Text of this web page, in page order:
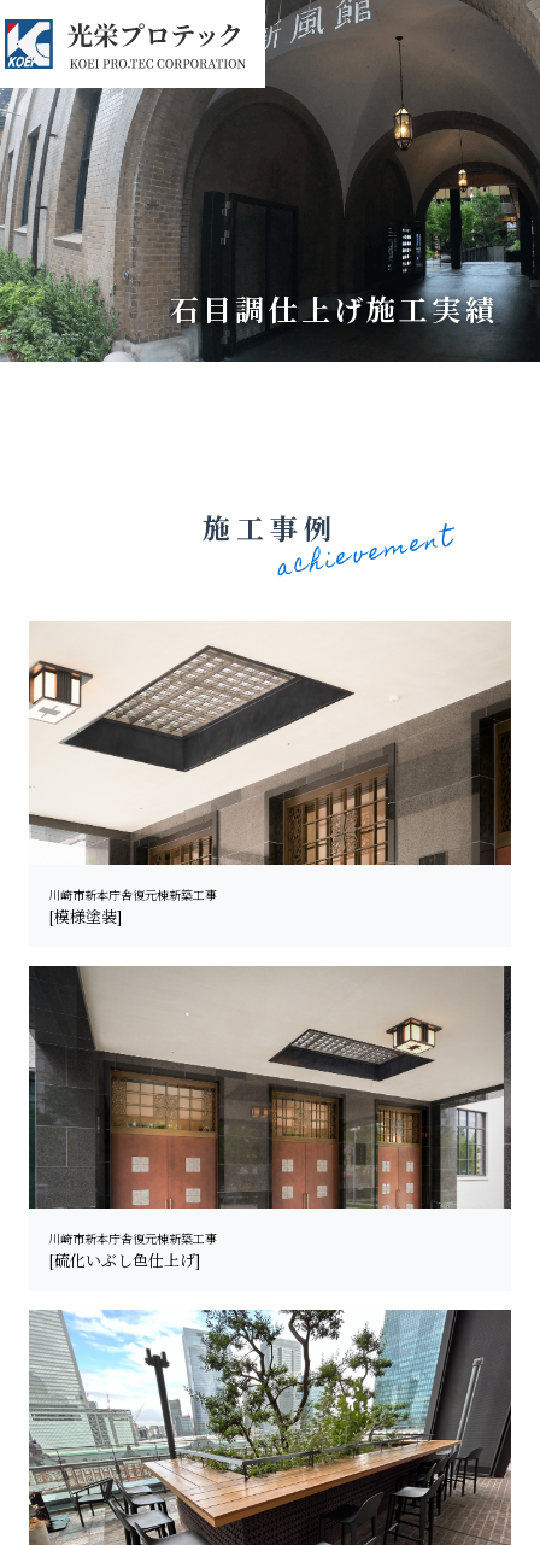
石目調仕上げ施工実績
施工事例
川崎市新本庁舎復元棟新築工事
[模様塗装]
川崎市新本庁舎復元棟新築工事
[硫化いぶし色仕上げ]